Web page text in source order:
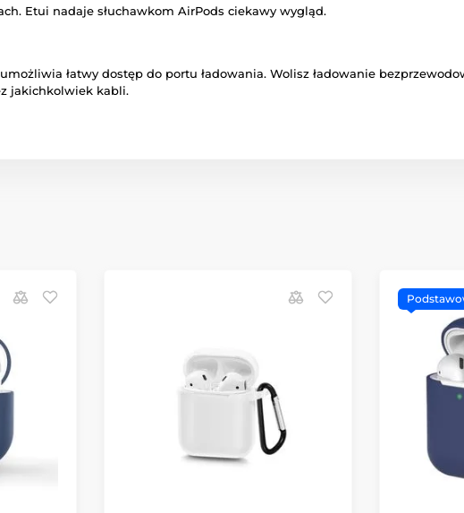
Etui nadaje słuchawkom AirPods ciekawy wygląd.
łatwy dostęp do portu ładowania. Wolisz ładowanie
jakichkolwiek kabli.